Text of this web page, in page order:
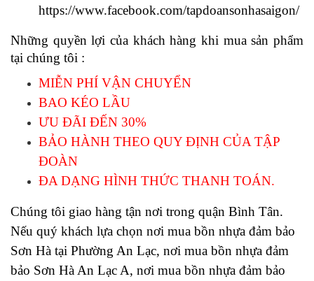
https://www.facebook.com/tapdoansonhasaigon/
Những quyền lợi của khách hàng khi mua sản phẩm
tại chúng tôi :
MIỄN PHÍ VẬN CHUYỂN
BAO KÉO LẦU
ƯU ĐÃI ĐẾN 30%
BẢO HÀNH THEO QUY ĐỊNH CỦA TẬP
ĐOÀN
ĐA DẠNG HÌNH THỨC THANH TOÁN.
Chúng tôi giao hàng tận nơi trong quận Bình Tân.
Nếu quý khách lựa chọn nơi mua bồn nhựa đảm bảo
Sơn Hà tại Phường An Lạc, nơi mua bồn nhựa đảm
bảo Sơn Hà An Lạc A, nơi mua bồn nhựa đảm bảo